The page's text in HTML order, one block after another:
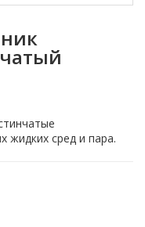
жидких сред и пара.